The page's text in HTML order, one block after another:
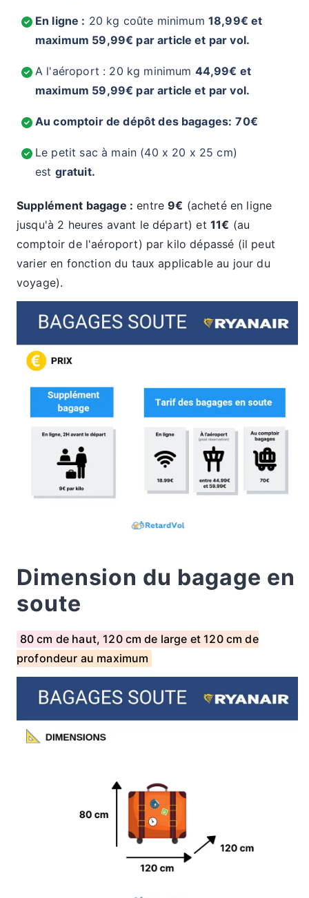
En ligne : 20 kg coûte minimum 18,99€ et
maximum 59,99€ par article et par vol.
A l'aéroport : 20 kg minimum 44,99€ et
maximum 59,99€ par article et par vol.
Au comptoir de dépôt des bagages: 70€
Le petit sac à main (40 x 20 x 25 cm)
est gratuit.
Supplément bagage : entre9€ (acheté en ligne
jusqu'à 2 heures avant le départ) et 11€ (au
comptoir de l'aéroport) par kilo dépassé (il peut
varier en fonction du taux applicable au jour du
voyage).
Dimension du bagage en
soute
80 cm de haut, 120 cm de large et 120 cm de
profondeur au maximum